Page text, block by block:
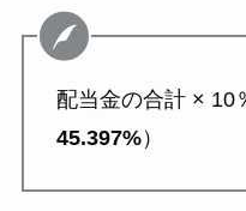
配当金の合計 × 10
45.397%）